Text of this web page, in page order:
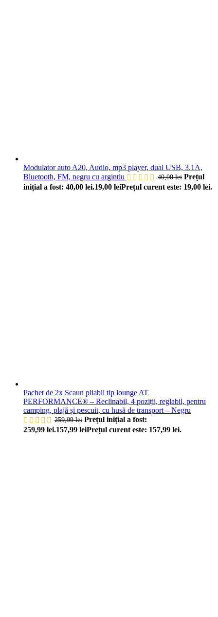
Modulator auto A20, Audio, mp3 player, dual USB, 3.1A,
Bluetooth, FM, negru cu argintiu
40,00lei Prețul
inițial a fost: 40,00 lei.19,00 leiPrețul curent este: 19,00 lei.
Pachet de 2x Scaun pliabil tip lounge AT
PERFORMANCE® – Reclinabil, 4 poziții, reglabil, pentru
camping, plajă și pescuit, cu husă de transport – Negru
259,99lei Prețul inițial a fost:
259,99 lei.157,99 leiPrețul curent este: 157,99 lei.